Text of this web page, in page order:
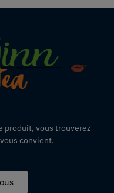
produit, vous trouverez
convient.